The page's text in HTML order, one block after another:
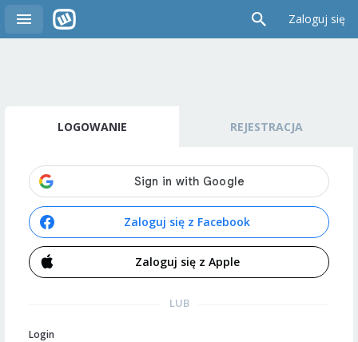
Zaloguj się
LOGOWANIE REJESTRACJA
Zaloguj się z Facebook
Zaloguj się z Apple
LUB
Login